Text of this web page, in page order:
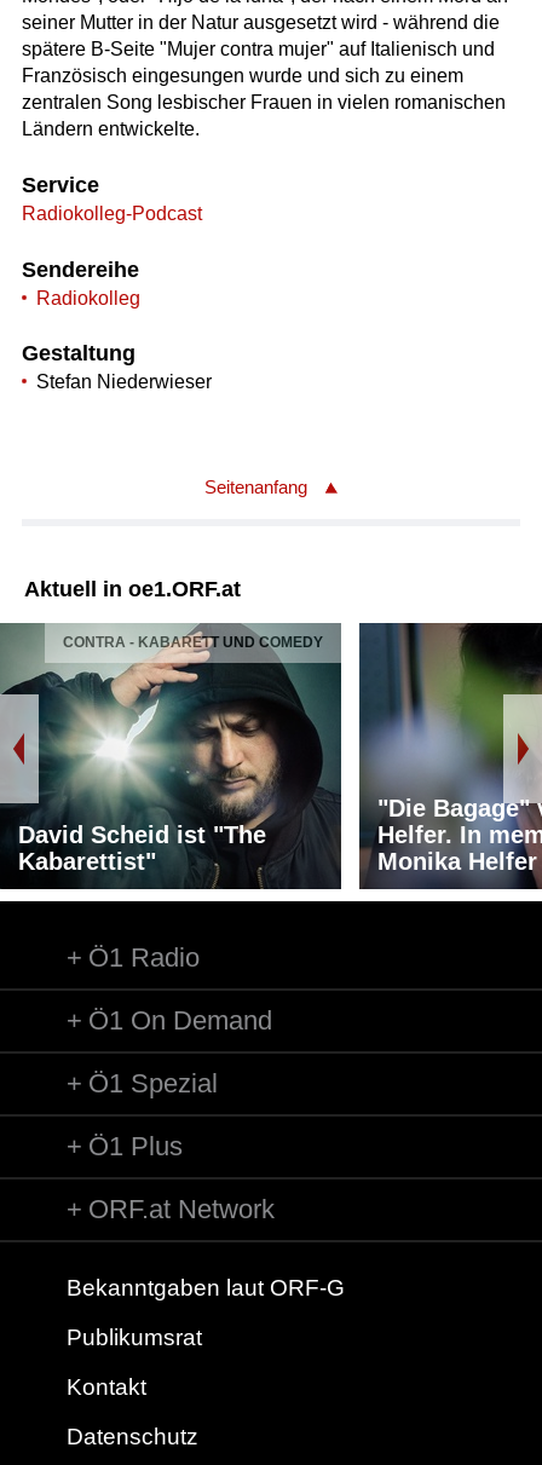
seiner Mutter in der Natur ausgesetzt wird - während die
spätere B-Seite "Mujer contra mujer" auf Italienisch und
Französisch eingesungen wurde und sich zu einem
zentralen Song lesbischer Frauen in vielen romanischen
Ländern entwickelte.
Service
Radiokolleg-Podcast
Sendereihe
Radiokolleg
Gestaltung
Stefan Niederwieser
Seitenanfang
Aktuell in oe1.ORF.at
CONTRA - KABARETT UND COMEDY
David Scheid ist "The
Kabarettist"
"Die Bagage"
Helfer. In
Monika Helfer
Ö1 Radio
Ö1 On Demand
Ö1 Spezial
Ö1 Plus
ORF.at Network
Bekanntgaben laut ORF-G
Publikumsrat
Kontakt
Datenschutz